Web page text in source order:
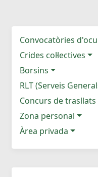
Convocatòries
Crides col·lectives
Borsins
RLT (Serveis
Concurs de trasllats
Zona personal
Àrea privada